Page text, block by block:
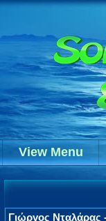
View Menu
Γιώργος Νταλάρας